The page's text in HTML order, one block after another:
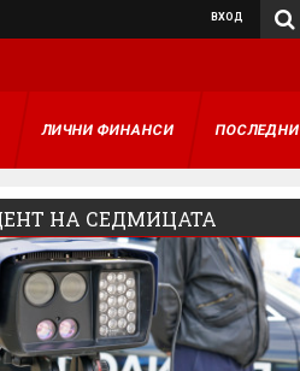
ВХОД
ЛИЧНИ ФИНАНСИ ПОСЛЕДНИ
НА СЕДМИЦАТА